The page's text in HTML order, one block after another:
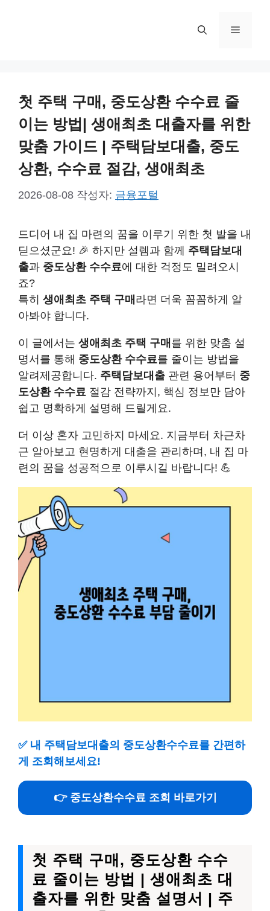
메
첫 주택 구매, 중도상환 수수료 줄
이는 방법| 생애최초 대출자를 위한
맞춤 가이드 | 주택담보대출, 중도
상환, 수수료 절감, 생애최초
2026-08-08 작성자: 금융포털
드디어 내 집 마련의 꿈을 이루기 위한 첫 발을 내
딛으셨군요! 🎉 하지만 설렘과 함께 주택담보대
출과 중도상환 수수료에 대한 걱정도 밀려오시
죠?
특히 생애최초 주택 구매 라면 더욱 꼼꼼하게 알
아봐야 합니다.
이 글에서는 생애최초 주택 구매 를 위한 맞춤 설
명서를 통해 중도상환 수수료를 줄이는 방법을
알려제공합니다. 주택담보대출 관련 용어부터 중
도상환 수수료 절감 전략까지, 핵심 정보만 담아
쉽고 명확하게 설명해 드릴게요.
더 이상 혼자 고민하지 마세요. 지금부터 차근차
근 알아보고 현명하게 대출을 관리하며, 내 집 마
련의 꿈을 성공적으로 이루시길 바랍니다! 💪
✅ 내 주택담보대출의 중도상환수수료를 간편하
게 조회해보세요!
👉 중도상환수수료 조회 바로가기
첫 주택 구매, 중도상환 수수
료 줄이는 방법 | 생애최초 대
출자를 위한 맞춤 설명서 | 주